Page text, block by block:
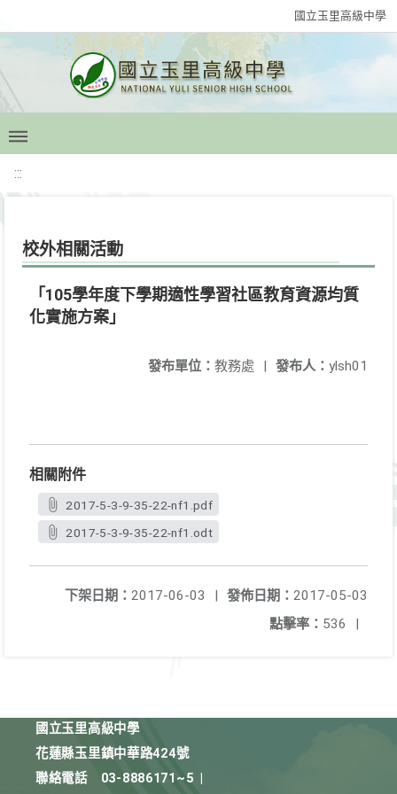
國立玉里高級中學
:::
校外相關活動
「105學年度下學期適性學習社區教育資源均質
化實施方案」
發布人： ylsh01
發布單位： 教務處 |
相關附件
2017-5-3-9-35-22-nf1.pdf
2017-5-3-9-35-22-nf1.odt
發佈日期： 2017-05-03
下架日期： 2017-06-03
|
點擊率： 536 |
國立玉里高級中學
花蓮縣玉里鎮中華路424號
聯絡電話
03-8886171~5